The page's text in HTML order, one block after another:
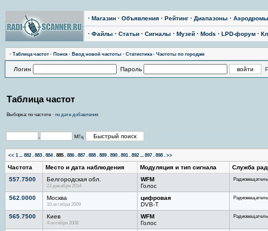
· Магазин · Объявления · Рейтинг · Диапазоны · Аэродромы
· Файлы · Статьи · Сигналы · Музей · Mods · LPD-форум ·
· Тaблицa чaстoт · Поиск · Ввод новой частоты · Статистика· Частоты по городам
Логин Пароль
Таблица частот
Выборка: по частоте · по дате добавления
МГц
<< 1... 882. 883 . 884. 885. 886. 887 . 888. 889. 890 . 891. 892... 897 . 898. >>
Частота Место и дата наблюдения Модуляция и тип сигнала
Служба
557.7500
Белгородская обл.
23 декабря 2014
WFM
Голос
562.0000 Москва
10 октября 2009
цифровая
DVB-T
565.7500 Киев
4 октября 2008
WFM
Голос